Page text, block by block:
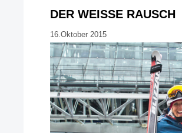
DER WEISSE RAUSCH
16.Oktober 2015